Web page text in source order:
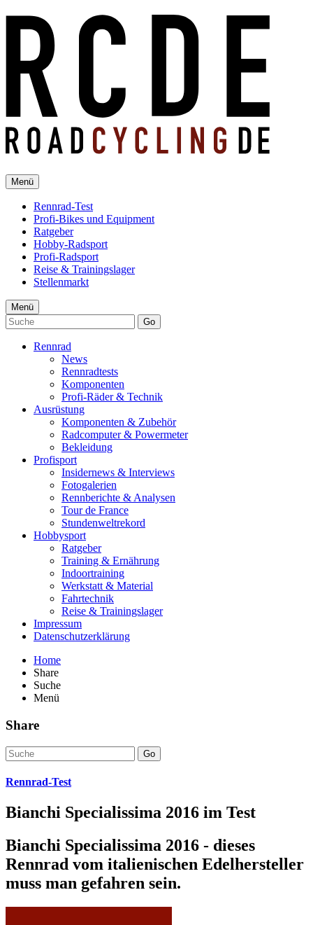
Menü
Rennrad-Test
Profi-Bikes und Equipment
Ratgeber
Hobby-Radsport
Profi-Radsport
Reise & Trainingslager
Stellenmarkt
Menü
Go
Rennrad
News
Rennradtests
Komponenten
Profi-Räder & Technik
Ausrüstung
Komponenten & Zubehör
Radcomputer & Powermeter
Bekleidung
Profisport
Insidernews & Interviews
Fotogalerien
Rennberichte & Analysen
Tour de France
Stundenweltrekord
Hobbysport
Ratgeber
Training & Ernährung
Indoortraining
Werkstatt & Material
Fahrtechnik
Reise & Trainingslager
Impressum
Datenschutzerklärung
Home
Share
Suche
Menü
Share
Go
Rennrad-Test
Bianchi Specialissima 2016 im Test
Bianchi Specialissima 2016 - dieses
Rennrad vom italienischen Edelhersteller
muss man gefahren sein.